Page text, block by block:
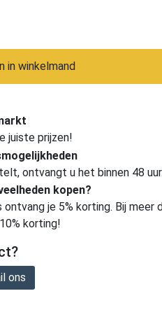
in winkelmand
juiste prijzen!
ontvangt u het binnen 48 uur.
kopen?
ontvang je 5% korting. Bij meer
korting!
ons